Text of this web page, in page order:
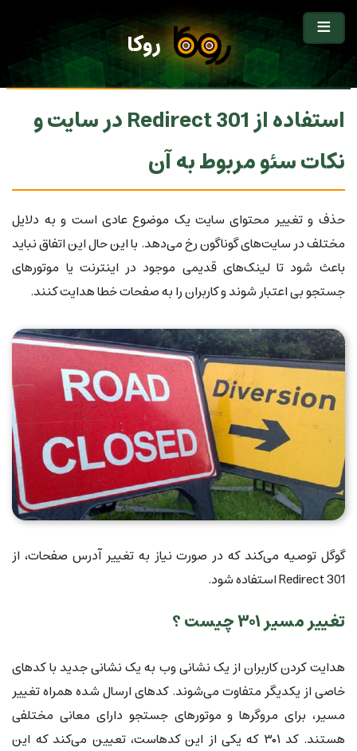
روکا
استفاده از Redirect 301 در سایت و
نکات سئو مربوط به آن
حذف و تغییر محتوای سایت یک موضوع عادی است و به دلایل
مختلف در سایت‌های گوناگون رخ می‌دهد. با این حال این اتفاق نباید
باعث شود تا لینک‌های قدیمی موجود در اینترنت یا موتورهای
جستجو بی اعتبار شوند و کاربران را به صفحات خطا هدایت کنند.
گوگل توصیه می‌کند که در صورت نیاز به تغییر آدرس صفحات، از
Redirect 301 استفاده شود.
تغییر مسیر ۳۰۱ چیست ؟
هدایت کردن کاربران از یک نشانی وب به یک نشانی جدید با کدهای
خاصی از یکدیگر متفاوت می‌شوند. کدهای ارسال شده همراه تغییر
مسیر، برای مروگرها و موتورهای جستجو دارای معانی مختلفی
هستند. کد ۳۰۱ که یکی از این کدهاست، تعیین می‌کند که این